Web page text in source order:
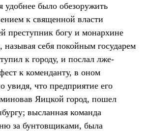
удобнее было обезоружить
к священной власти
преступник богу и монархине
называя себя покойным государем
к городу, и послал лже-
к коменданту, в оном
увидя, что предприятие его
Яицкой город, пошел
высланная команда
за бунтовщиками, была